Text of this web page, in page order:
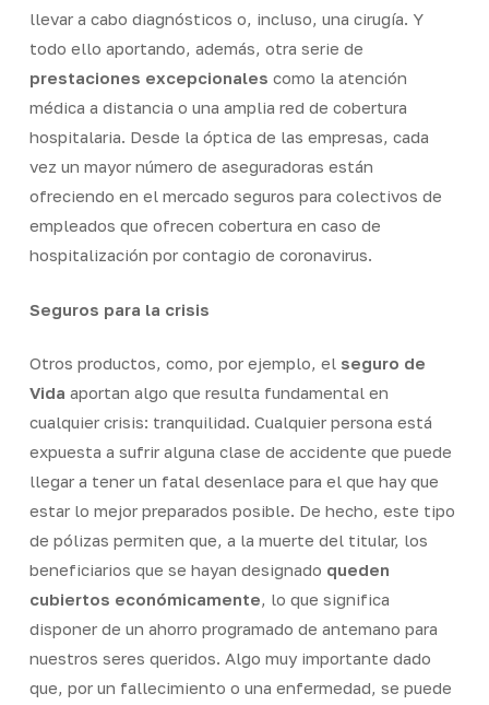
llevar a cabo diagnósticos o, incluso, una cirugía. Y
todo ello aportando, además, otra serie de
prestaciones excepcionales como la atención
médica a distancia o una amplia red de cobertura
hospitalaria. Desde la óptica de las empresas, cada
vez un mayor número de aseguradoras están
ofreciendo en el mercado seguros para colectivos de
empleados que ofrecen cobertura en caso de
hospitalización por contagio de coronavirus.
Seguros para la crisis
Otros productos, como, por ejemplo, el seguro de
Vida aportan algo que resulta fundamental en
cualquier crisis: tranquilidad. Cualquier persona está
expuesta a sufrir alguna clase de accidente que puede
llegar a tener un fatal desenlace para el que hay que
estar lo mejor preparados posible. De hecho, este tipo
de pólizas permiten que, a la muerte del titular, los
beneficiarios que se hayan designado queden
cubiertos económicamente, lo que significa
disponer de un ahorro programado de antemano para
nuestros seres queridos. Algo muy importante dado
que, por un fallecimiento o una enfermedad, se puede